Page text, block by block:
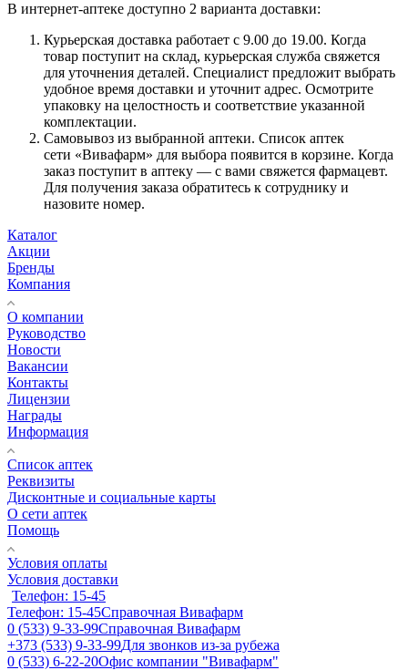
В интернет-аптеке доступно 2 варианта доставки:
Курьерская доставка работает с 9.00 до 19.00. Когда
товар поступит на склад, курьерская служба свяжется
для уточнения деталей. Специалист предложит выбрать
удобное время доставки и уточнит адрес. Осмотрите
упаковку на целостность и соответствие указанной
комплектации.
Самовывоз из выбранной аптеки. Список аптек
сети «Вивафарм» для выбора появится в корзине. Когда
заказ поступит в аптеку — с вами свяжется фармацевт.
Для получения заказа обратитесь к сотруднику и
назовите номер.
Каталог
Акции
Бренды
Компания
О компании
Руководство
Новости
Вакансии
Контакты
Лицензии
Награды
Информация
Список аптек
Реквизиты
Дисконтные и социальные карты
О сети аптек
Помощь
Условия оплаты
Условия доставки
Телефон: 15-45
Телефон: 15-45Справочная Вивафарм
0 (533) 9-33-99Справочная Вивафарм
+373 (533) 9-33-99Для звонков из-за рубежа
0 (533) 6-22-20Офис компании "Вивафарм"